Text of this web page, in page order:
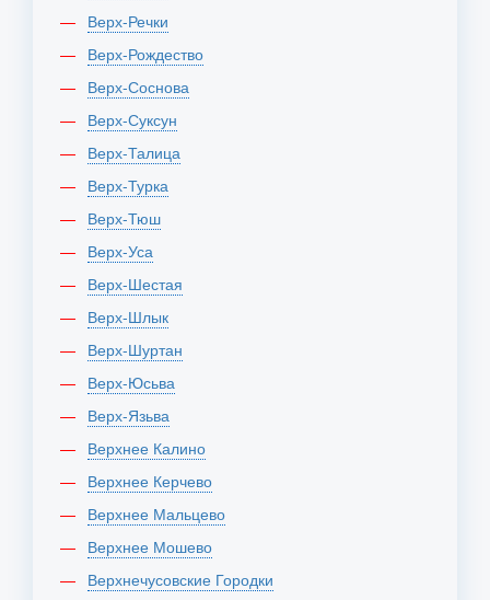
Верх-Речки
Верх-Рождество
Верх-Соснова
Верх-Суксун
Верх-Талица
Верх-Турка
Верх-Тюш
Верх-Уса
Верх-Шестая
Верх-Шлык
Верх-Шуртан
Верх-Юсьва
Верх-Язьва
Верхнее Калино
Верхнее Керчево
Верхнее Мальцево
Верхнее Мошево
Верхнечусовские Городки